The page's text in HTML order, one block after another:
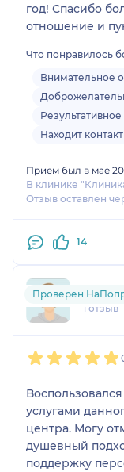
год! Спасибо
отношение и
Что понравилось
Внимательное
Находит
Прием был в мае
В клинике
Отзыв оставлен
14
1 отзыв
Проверен
Воспользовался
услугами
центра. Могу
душевный
поддержку